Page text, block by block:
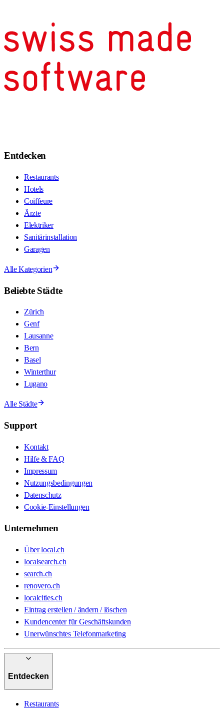
Entdecken
Restaurants
Hotels
Coiffeure
Ärzte
Elektriker
Sanitärinstallation
Garagen
Alle Kategorien
Beliebte Städte
Zürich
Genf
Lausanne
Bern
Basel
Winterthur
Lugano
Alle Städte
Support
Kontakt
Hilfe & FAQ
Impressum
Nutzungsbedingungen
Datenschutz
Cookie-Einstellungen
Unternehmen
Über local.ch
localsearch.ch
search.ch
renovero.ch
localcities.ch
Eintrag erstellen / ändern / löschen
Kundencenter für Geschäftskunden
Unerwünschtes Telefonmarketing
Entdecken
Restaurants